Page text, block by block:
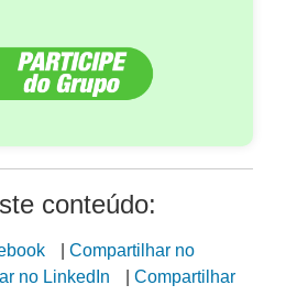
conteúdo:
| Compartilhar no
no LinkedIn | Compartilhar